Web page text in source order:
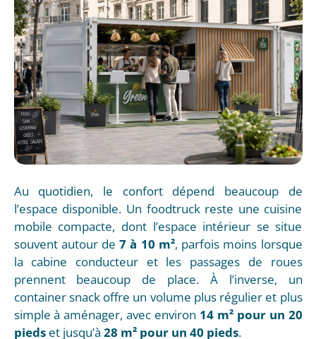
Au quotidien, le confort dépend beaucoup de
l’espace disponible. Un foodtruck reste une cuisine
mobile compacte, dont l’espace intérieur se situe
souvent autour de7 à 10 m², parfois moins lorsque
la cabine conducteur et les passages de roues
prennent beaucoup de place. À l’inverse, un
container snack offre un volume plus régulier et plus
simple à aménager, avec environ 14 m² pour un 20
piedset jusqu’à 28 m² pour un 40 pieds.